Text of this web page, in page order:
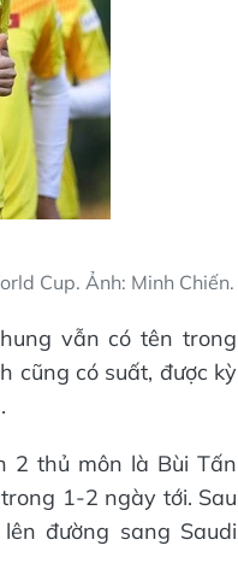
Cup. Ảnh: Minh Chiến.
vẫn có tên trong
cũng có suất, được kỳ
2 thủ môn là Bùi Tấn
1-2 ngày tới. Sau
đường sang Saudi